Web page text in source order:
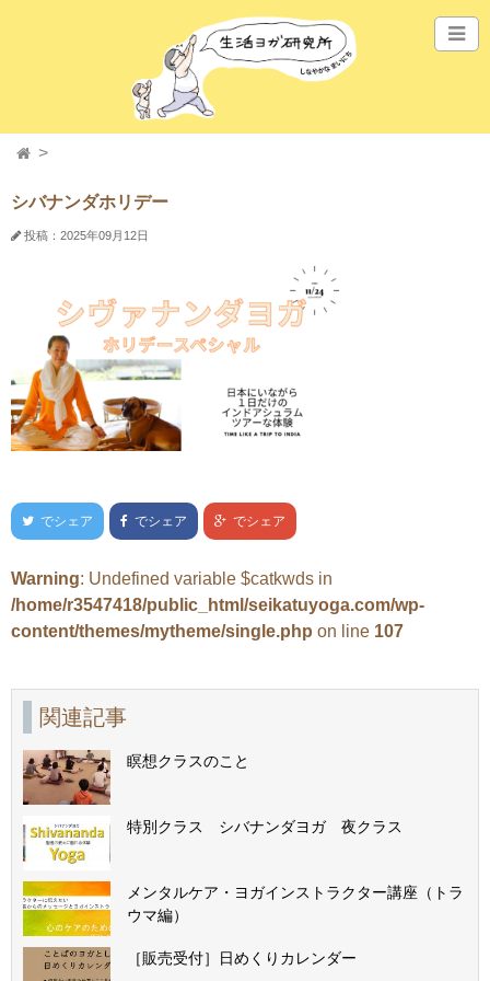
シバナンダホリデー
投稿：2025年09月12日
でシェア でシェア でシェア
Warning: Undefined variable $catkwds in
/home/r3547418/public_html/seikatuyoga.com/wp-
content/themes/mytheme/single.php on line 107
関連記事
瞑想クラスのこと
特別クラス シバナンダヨガ 夜クラス
メンタルケア・ヨガインストラクター講座（トラ
ウマ編）
［販売受付］日めくりカレンダー